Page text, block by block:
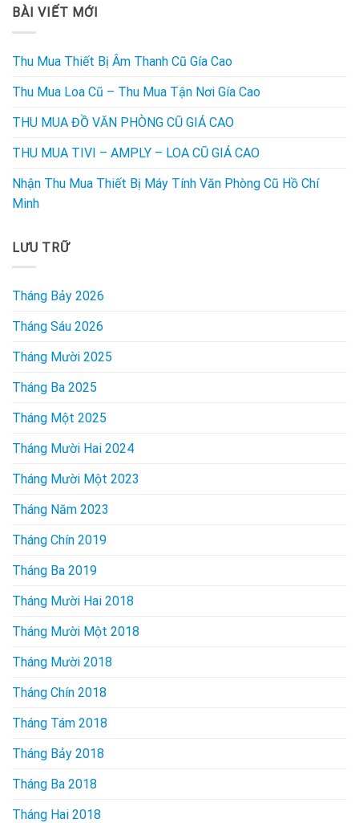
BÀI VIẾT MỚI
Thu Mua Thiết Bị Âm Thanh Cũ Gía Cao
Thu Mua Loa Cũ – Thu Mua Tận Nơi Gía Cao
THU MUA ĐỒ VĂN PHÒNG CŨ GIÁ CAO
THU MUA TIVI – AMPLY – LOA CŨ GIÁ CAO
Nhận Thu Mua Thiết Bị Máy Tính Văn Phòng Cũ Hồ Chí
Minh
LƯU TRỮ
Tháng Bảy 2026
Tháng Sáu 2026
Tháng Mười 2025
Tháng Ba 2025
Tháng Một 2025
Tháng Mười Hai 2024
Tháng Mười Một 2023
Tháng Năm 2023
Tháng Chín 2019
Tháng Ba 2019
Tháng Mười Hai 2018
Tháng Mười Một 2018
Tháng Mười 2018
Tháng Chín 2018
Tháng Tám 2018
Tháng Bảy 2018
Tháng Ba 2018
Tháng Hai 2018